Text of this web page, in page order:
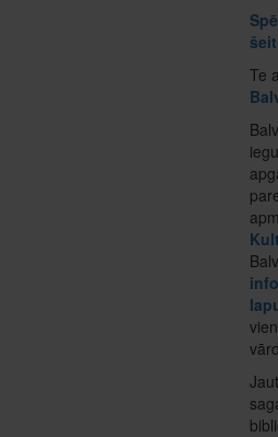
šeit
Te